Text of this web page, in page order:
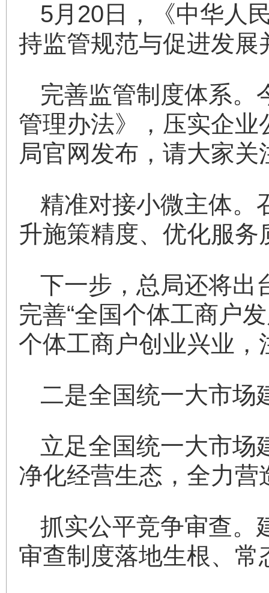
5月20日，《中华人
持监管规范与促进发
完善监管制度体系。
管理办法》，压实企
局官网发布，请大家关
精准对接小微主体。
升施策精度、优化服务
下一步，总局还将出
完善“全国个体工商户
个体工商户创业兴业，
二是全国统一大市场
立足全国统一大市场
净化经营生态，全力
抓实公平竞争审查。
审查制度落地生根、常